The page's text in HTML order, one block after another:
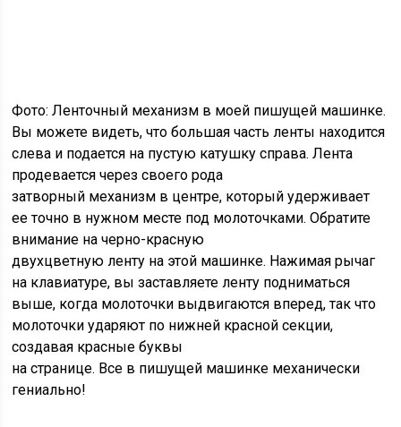
Фото: Ленточный механизм в моей пишущей машинке.
Вы можете видеть, что большая часть ленты находится
слева и подается на пустую катушку справа. Лента
продевается через своего рода
затворный механизм в центре, который удерживает
ее точно в нужном месте под молоточками. Обратите
внимание на черно-красную
двухцветную ленту на этой машинке. Нажимая рычаг
на клавиатуре, вы заставляете ленту подниматься
выше, когда молоточки выдвигаются вперед, так что
молоточки ударяют по нижней красной секции,
создавая красные буквы
на странице. Все в пишущей машинке механически
гениально!